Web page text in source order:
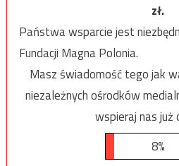
zł.
Państwa wsparcie jest
Fundacji Magna Polonia.
Masz świadomość tego jak
niezależnych ośrodków
wspieraj nas już
8%